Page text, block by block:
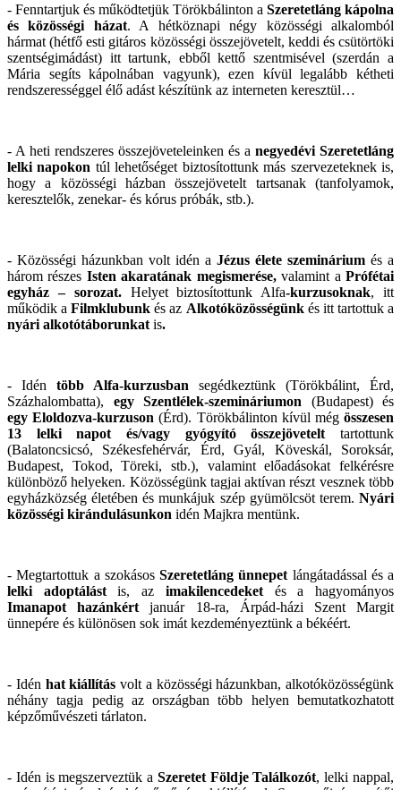
- Fenntartjuk és működtetjük Törökbálinton a Szeretetláng kápolna
és közösségi házat. A hétköznapi négy közösségi alkalomból
hármat (hétfő esti gitáros közösségi összejövetelt, keddi és csütörtöki
szentségimádást) itt tartunk, ebből kettő szentmisével (szerdán a
Mária segíts kápolnában vagyunk), ezen kívül legalább kétheti
rendszerességgel élő adást készítünk az interneten keresztül…
- A heti rendszeres összejöveteleinken és a negyedévi Szeretetláng
lelki napokon túl lehetőséget biztosítottunk más szervezeteknek is,
hogy a közösségi házban összejövetelt tartsanak (tanfolyamok,
keresztelők, zenekar- és kórus próbák, stb.).
- Közösségi házunkban volt idén a Jézus élete szeminárium és a
három részes Isten akaratának megismerése,valamint aPrófétai
egyház – sorozat. Helyet biztosítottunk Alfa-kurzusoknak, itt
működik aFilmklubunkés az Alkotóközösségünk és itt tartottuk a
nyári alkotótáborunkat is.
- Idén több Alfa-kurzusban segédkeztünk (Törökbálint, Érd,
Százhalombatta), egy Szentlélek-szemináriumon (Budapest) és
egy Eloldozva-kurzuson (Érd). Törökbálinton kívül mégösszesen
13 lelki napot és/vagy gyógyító összejövetelt tartottunk
(Balatoncsicsó, Székesfehérvár, Érd, Gyál, Köveskál, Soroksár,
Budapest, Tokod, Töreki, stb.), valamint előadásokat felkérésre
különböző helyeken. Közösségünk tagjai aktívan részt vesznek több
egyházközség életében és munkájuk szép gyümölcsöt terem. Nyári
közösségi kirándulásunkon idén Majkra mentünk.
- Megtartottuk a szokásos Szeretetláng ünnepet lángátadással és a
lelki adoptálástis, az imakilencedeket és a hagyományos
Imanapot hazánkértjanuár 18-ra, Árpád-házi Szent Margit
ünnepére és különösen sok imát kezdeményeztünk a békéért.
- Idén hatkiállítás volt a közösségi házunkban, alkotóközösségünk
néhány tagja pedig az országban több helyen bemutatkozhatott
képzőművészeti tárlaton.
- Idén is megszerveztüka Szeretet Földje Találkozót, lelki nappal,